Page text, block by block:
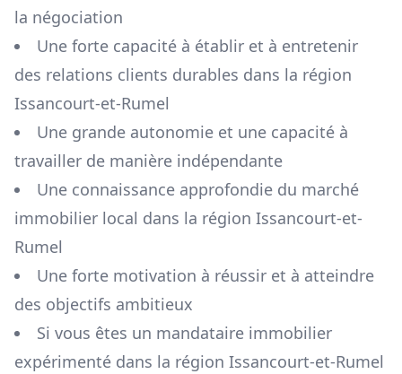
la négociation
Une forte capacité à établir et à entretenir
des relations clients durables dans la région
Issancourt-et-Rumel
Une grande autonomie et une capacité à
travailler de manière indépendante
Une connaissance approfondie du marché
immobilier local dans la région Issancourt-et-
Rumel
Une forte motivation à réussir et à atteindre
des objectifs ambitieux
Si vous êtes un mandataire immobilier
expérimenté dans la région Issancourt-et-Rumel